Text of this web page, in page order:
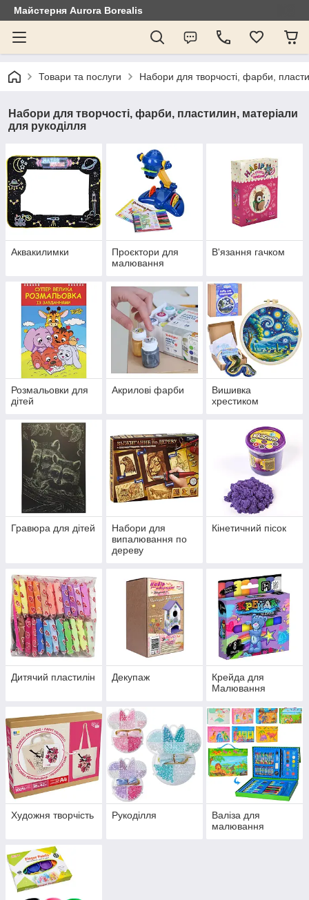
Майстерня Aurora Borealis
Товари та послуги Набори для творчості, фарби,
Набори для творчості, фарби, пластилин, матеріали
для рукоділля
Аквакилимки
Проєктори для
малювання
В'язання гачком
Розмальовки для
дітей
Акрилові фарби
Вишивка
хрестиком
Гравюра для дітей
Набори для
випалювання по
дереву
Кінетичний пісок
Дитячий пластилін Декупаж
Крейда для
Малювання
Художня творчість Рукоділля
Валіза для
малювання